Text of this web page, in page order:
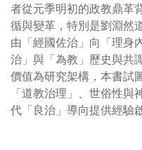
者從元季明初的政教鼎革
循與變革，特別是劉淵然
由「經國佐治」向「理身
治」與「為教」歷史與共
價值為研究架構，本書試
「道教治理」、世俗性
代「良治」導向提供經驗啟